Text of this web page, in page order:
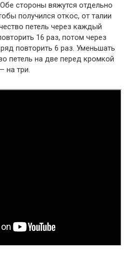
стороны вяжутся отдельно
получился откос, от талии
петель через каждый
16 раз, потом через
повторить 6 раз. Уменьшать
петель на две перед кромкой
на три.